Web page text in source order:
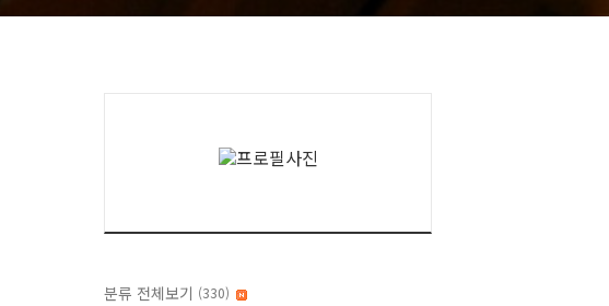
분류 전체보기 (330)